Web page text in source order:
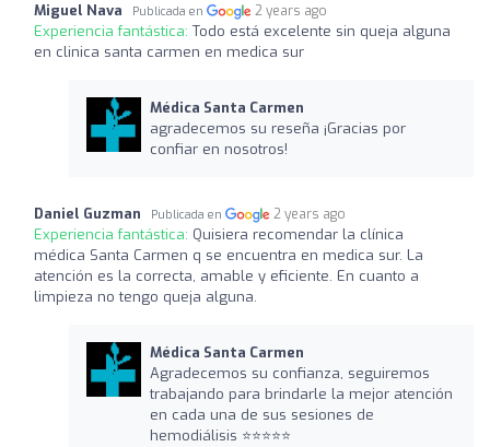
Miguel Nava Publicada en 2 years ago
Experiencia fantástica: Todo está excelente sin queja alguna
en clinica santa carmen en medica sur
Médica Santa Carmen
agradecemos su reseña ¡Gracias por
confiar en nosotros!
Daniel Guzman Publicada en 2 years ago
Experiencia fantástica: Quisiera recomendar la clínica
médica Santa Carmen q se encuentra en medica sur. La
atención es la correcta, amable y eficiente. En cuanto a
limpieza no tengo queja alguna.
Médica Santa Carmen
Agradecemos su confianza, seguiremos
trabajando para brindarle la mejor atención
en cada una de sus sesiones de
hemodiálisis ⭐️⭐️⭐️⭐️⭐️